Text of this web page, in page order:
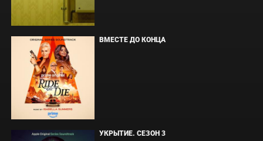
ВМЕСТЕ ДО КОНЦА
УКРЫТИЕ. СЕЗОН 3